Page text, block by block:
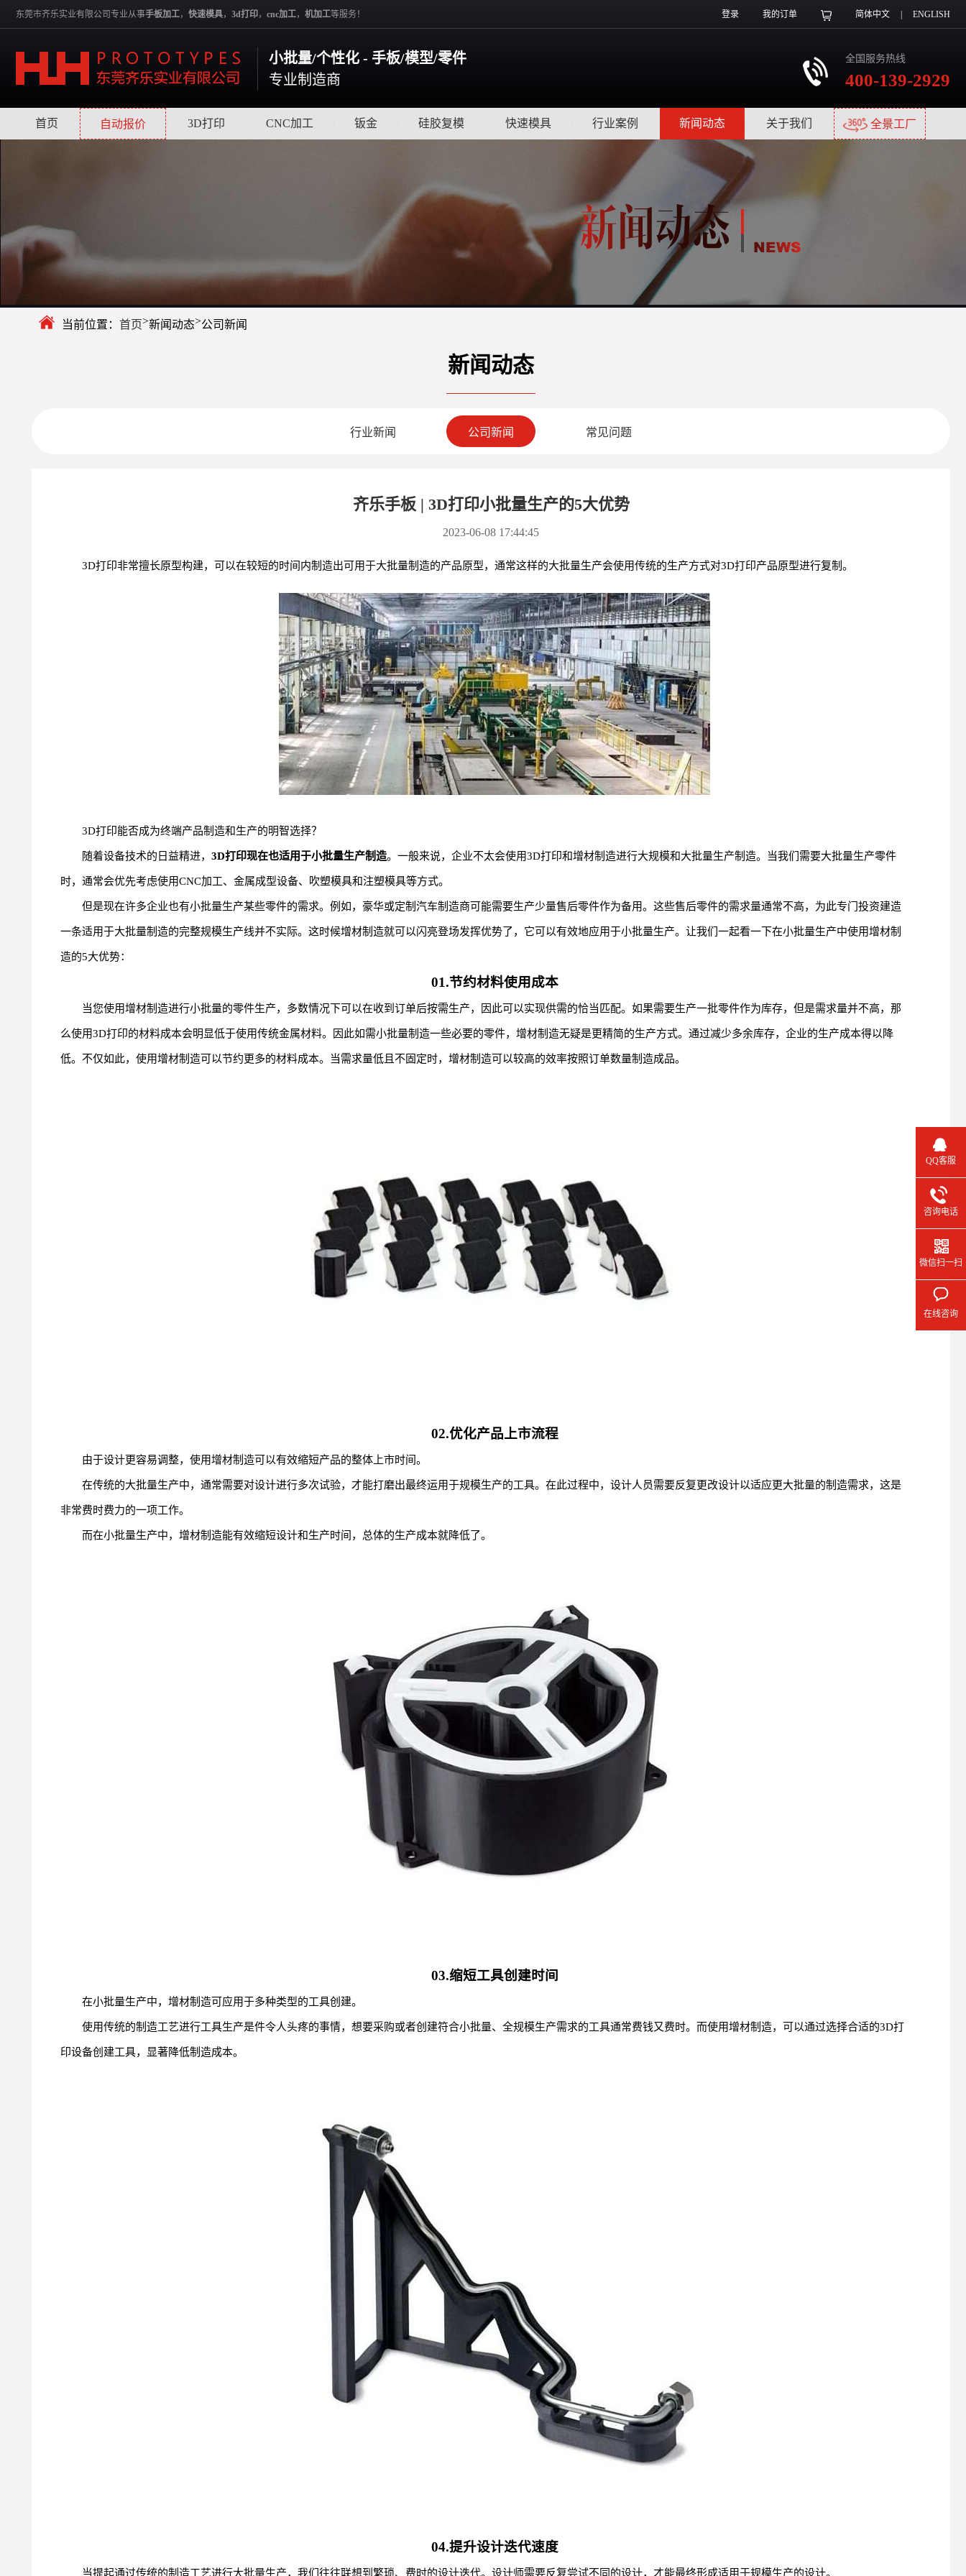
东莞市齐乐实业有限公司专业从事手板加工， 快速模具， 3d打印， cnc加工， 机加工等服务！ 登录 我的订单 简体中文 ENGLISH
小批量/个性化 - 手板/模型/零件
专业制造商
全国服务热线
400-139-2929
首页 自动报价 3D打印 CNC加工 钣金 硅胶复模 快速模具 行业案例 新闻动态 关于我们 全景工厂
当前位置： 首页>新闻动态>公司新闻
新闻动态
行业新闻 公司新闻 常见问题
齐乐手板 | 3D打印小批量生产的5大优势
2023-06-08 17:44:45
3D打印非常擅长原型构建，可以在较短的时间内制造出可用于大批量制造的产品原型，通常这样的大批量生产会使用传统的生产方式对3D打印产品原型进行复制。
3D打印能否成为终端产品制造和生产的明智选择？
随着设备技术的日益精进， 3D打印现在也适用于小批量生产制造。一般来说，企业不太会使用3D打印和增材制造进行大规模和大批量生产制造。当我们需要大批量生产零件
时，通常会优先考虑使用CNC加工、金属成型设备、吹塑模具和注塑模具等方式。
但是现在许多企业也有小批量生产某些零件的需求。例如，豪华或定制汽车制造商可能需要生产少量售后零件作为备用。这些售后零件的需求量通常不高，为此专门投资建造
一条适用于大批量制造的完整规模生产线并不实际。这时候增材制造就可以闪亮登场发挥优势了，它可以有效地应用于小批量生产。让我们一起看一下在小批量生产中使用增材制
造的5大优势：
01.节约材料使用成本
当您使用增材制造进行小批量的零件生产，多数情况下可以在收到订单后按需生产，因此可以实现供需的恰当匹配。如果需要生产一批零件作为库存，但是需求量并不高，那
么使用3D打印的材料成本会明显低于使用传统金属材料。因此如需小批量制造一些必要的零件，增材制造无疑是更精简的生产方式。通过减少多余库存，企业的生产成本得以降
低。不仅如此，使用增材制造可以节约更多的材料成本。当需求量低且不固定时，增材制造可以较高的效率按照订单数量制造成品。
02.优化产品上市流程
由于设计更容易调整，使用增材制造可以有效缩短产品的整体上市时间。
在传统的大批量生产中，通常需要对设计进行多次试验，才能打磨出最终运用于规模生产的工具。在此过程中，设计人员需要反复更改设计以适应更大批量的制造需求，这是
非常费时费力的一项工作。
而在小批量生产中，增材制造能有效缩短设计和生产时间，总体的生产成本就降低了。
03.缩短工具创建时间
在小批量生产中，增材制造可应用于多种类型的工具创建。
使用传统的制造工艺进行工具生产是件令人头疼的事情，想要采购或者创建符合小批量、全规模生产需求的工具通常费钱又费时。而使用增材制造，可以通过选择合适的3D打
印设备创建工具，显著降低制造成本。
04.提升设计迭代速度
当提起通过传统的制造工艺进行大批量生产，我们往往联想到繁琐、费时的设计迭代。设计师需要反复尝试不同的设计，才能最终形成适用于规模生产的设计。
QQ客服
咨询电话
微信扫一扫
在线咨询